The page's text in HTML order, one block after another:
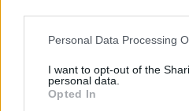
Personal Data Processing
I want to opt-out of the
personal data.
Opted In
Corvinus Egyetem